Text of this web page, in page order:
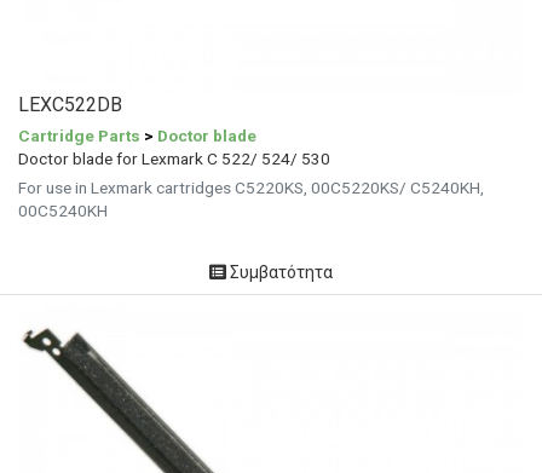
LEXC522DB
Cartridge Parts > Doctor blade
Doctor blade for Lexmark C 522/ 524/ 530
For use in Lexmark cartridges C5220KS, 00C5220KS/ C5240KH,
00C5240KH
Συμβατότητα